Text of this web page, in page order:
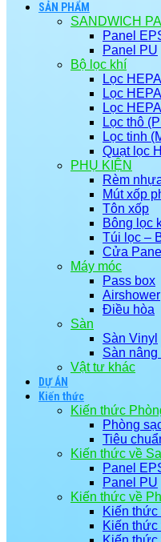
SẢN PHẨM
SANDWICH
Panel
Panel PU
Bộ lọc khí
Lọc HEPA
Lọc
Lọc
Lọc thô
Lọc tinh
Quạt lọc
PHỤ KIỆN
Rèm
Mút xốp
Tôn xốp
Bông lọc
Túi lọc –
Cửa Panel
Máy móc
Pass box
Airshower
Điều hòa
Sàn
Sàn Vinyl
Sàn nâng
Vật tư khác
DỰ ÁN
Kiến thức
Kiến thức
Phòng
Tiêu
Kiến thức về
Panel
Panel PU
Kiến thức về
Kiến thức
Kiến thức